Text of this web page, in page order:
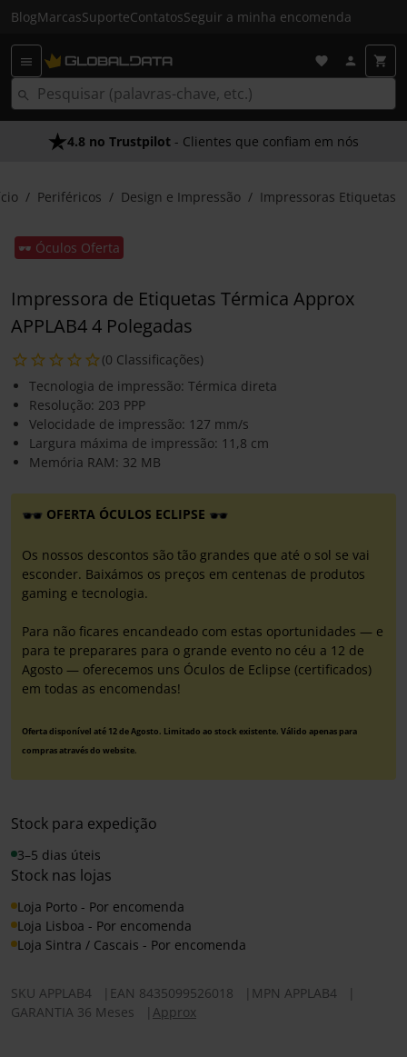
BlogMarcasSuporteContatosSeguir a minha encomenda
4.8 no Trustpilot - Clientes que confiam em nós
Periféricos Design e Impressão Impressoras Etiquetas
🕶️ Óculos Oferta
Impressora de Etiquetas Térmica Approx
APPLAB4 4 Polegadas
(0 Classificações)
Tecnologia de impressão: Térmica direta
Resolução: 203 PPP
Velocidade de impressão: 127 mm/s
Largura máxima de impressão: 11,8 cm
Memória RAM: 32 MB
OFERTA ÓCULOS ECLIPSE
Os nossos descontos são tão grandes que até o sol se vai
esconder. Baixámos os preços em centenas de produtos
gaming e tecnologia.
Para não ficares encandeado com estas oportunidades — e
para te preparares para o grande evento no céu a 12 de
Agosto — oferecemos uns Óculos de Eclipse (certificados)
em todas as encomendas!
Oferta disponível até 12 de Agosto. Limitado ao stock existente. Válido apenas para
compras através do website.
Stock para expedição
3–5 dias úteis
Stock nas lojas
Loja Porto - Por encomenda
Loja Lisboa - Por encomenda
Loja Sintra / Cascais - Por encomenda
SKU APPLAB4 EAN 8435099526018 MPN APPLAB4
GARANTIA 36 Meses
Approx